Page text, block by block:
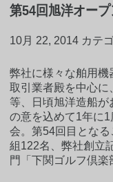
第54回旭洋オー
10月 22, 2014 カテ
弊社に様々な舶用機
取引業者殿を中心に
等、日頃旭洋造船
の意を込めて1年に
会。第54回目とな
組122名、弊社創立
門「下関ゴルフ倶楽